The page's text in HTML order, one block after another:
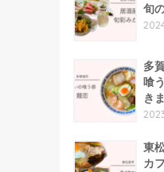
旬
多
喰
き
東
カ